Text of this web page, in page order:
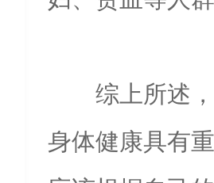
综上所述
身体健康具有